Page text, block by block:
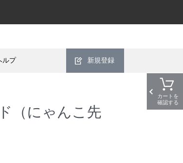
ルプ 新規登録
（にゃんこ先
カートを
確認する